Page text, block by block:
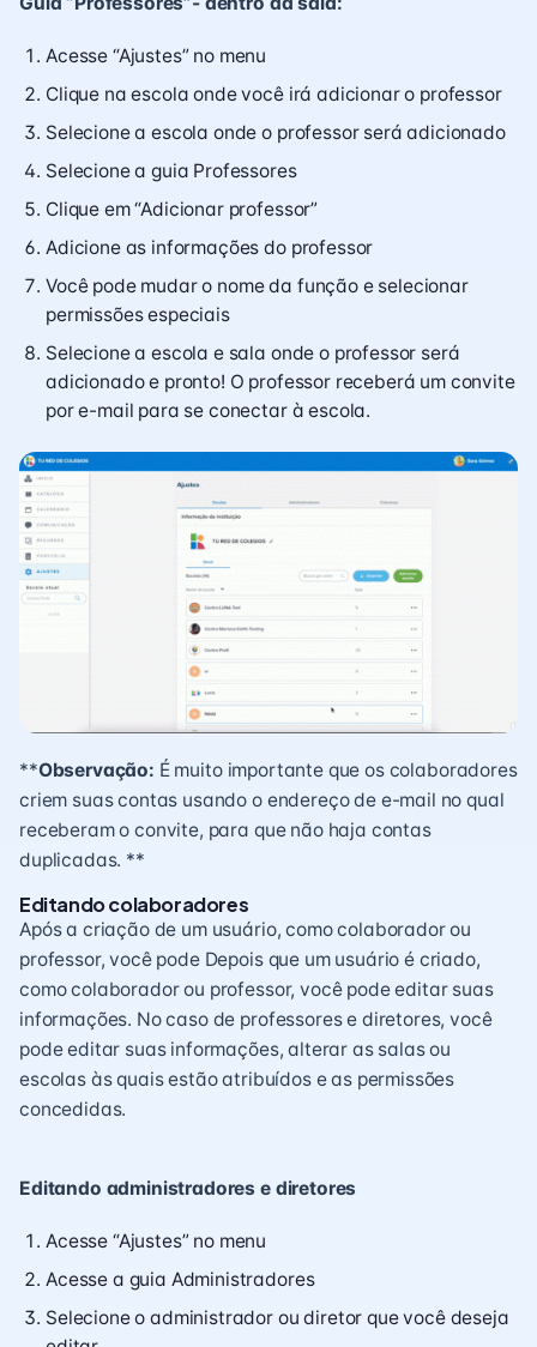
Acesse “Ajustes” no menu
Clique na escola onde você irá adicionar o professor
Selecione a escola onde o professor será adicionado
Selecione a guia Professores
Clique em “Adicionar professor”
Adicione as informações do professor
Você pode mudar o nome da função e selecionar
permissões especiais
Selecione a escola e sala onde o professor será
adicionado e pronto! O professor receberá um convite
por e-mail para se conectar à escola.
**Observação: É muito importante que os colaboradores
criem suas contas usando o endereço de e-mail no qual
receberam o convite, para que não haja contas
duplicadas. **
Editando colaboradores
Após a criação de um usuário, como colaborador ou
professor, você pode Depois que um usuário é criado,
como colaborador ou professor, você pode editar suas
informações. No caso de professores e diretores, você
pode editar suas informações, alterar as salas ou
escolas às quais estão atribuídos e as permissões
concedidas.
Editando administradores e diretores
Acesse “Ajustes” no menu
Acesse a guia Administradores
Selecione o administrador ou diretor que você deseja